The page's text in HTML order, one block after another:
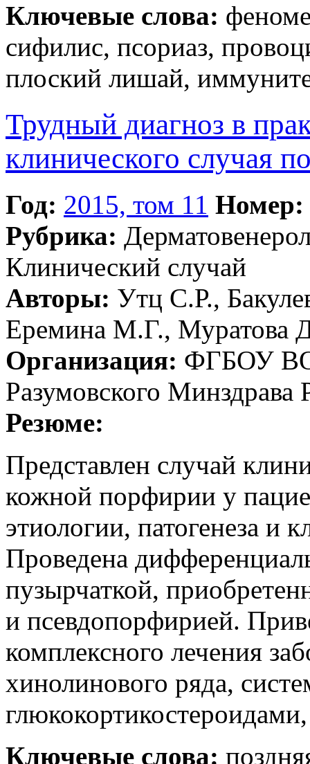
Ключевые слова:
сифилис, псориаз,
плоский лишай,
Трудный диагноз в
клинического случая
Год: 2015, том 11 Номер:
Рубрика:
Клинический случай
Авторы: Утц С.Р.,
Еремина М.Г., Муратова
Организация: ФГБОУ
Разумовского Минздрава
Резюме:
Представлен случай
кожной порфирии у
этиологии, патогенеза и
Проведена
пузырчаткой,
и псевдопорфирией.
комплексного лечения
хинолинового ряда,
Ключевые слова: